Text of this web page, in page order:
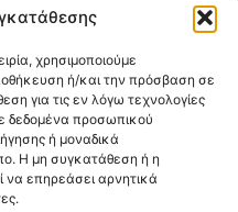
χρησιμοποιούμε
ή/και την πρόσβαση σε
για τις εν λόγω τεχνολογίες
δεδομένα προσωπικού
ή μοναδικά
Η μη συγκατάθεση ή η
επηρεάσει αρνητικά
ΜΑΣ